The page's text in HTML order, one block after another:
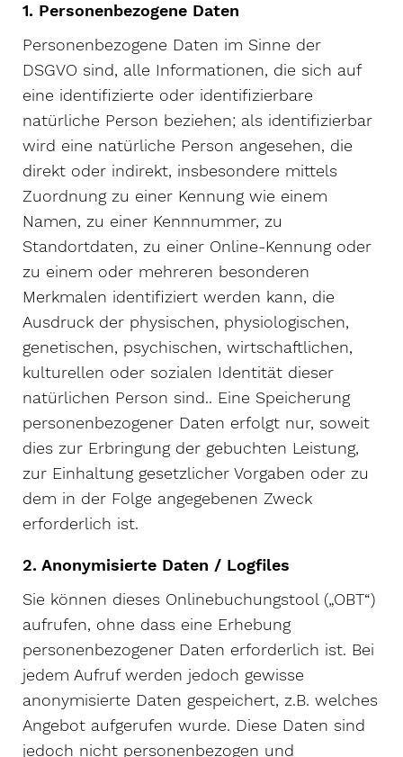
1. Personenbezogene Daten
Personenbezogene Daten im Sinne der
DSGVO sind, alle Informationen, die sich auf
eine identifizierte oder identifizierbare
natürliche Person beziehen; als identifizierbar
wird eine natürliche Person angesehen, die
direkt oder indirekt, insbesondere mittels
Zuordnung zu einer Kennung wie einem
Namen, zu einer Kennnummer, zu
Standortdaten, zu einer Online-Kennung oder
zu einem oder mehreren besonderen
Merkmalen identifiziert werden kann, die
Ausdruck der physischen, physiologischen,
genetischen, psychischen, wirtschaftlichen,
kulturellen oder sozialen Identität dieser
natürlichen Person sind.. Eine Speicherung
personenbezogener Daten erfolgt nur, soweit
dies zur Erbringung der gebuchten Leistung,
zur Einhaltung gesetzlicher Vorgaben oder zu
dem in der Folge angegebenen Zweck
erforderlich ist.
2. Anonymisierte Daten / Logfiles
Sie können dieses Onlinebuchungstool („OBT“)
aufrufen, ohne dass eine Erhebung
personenbezogener Daten erforderlich ist. Bei
jedem Aufruf werden jedoch gewisse
anonymisierte Daten gespeichert, z.B. welches
Angebot aufgerufen wurde. Diese Daten sind
jedoch nicht personenbezogen und